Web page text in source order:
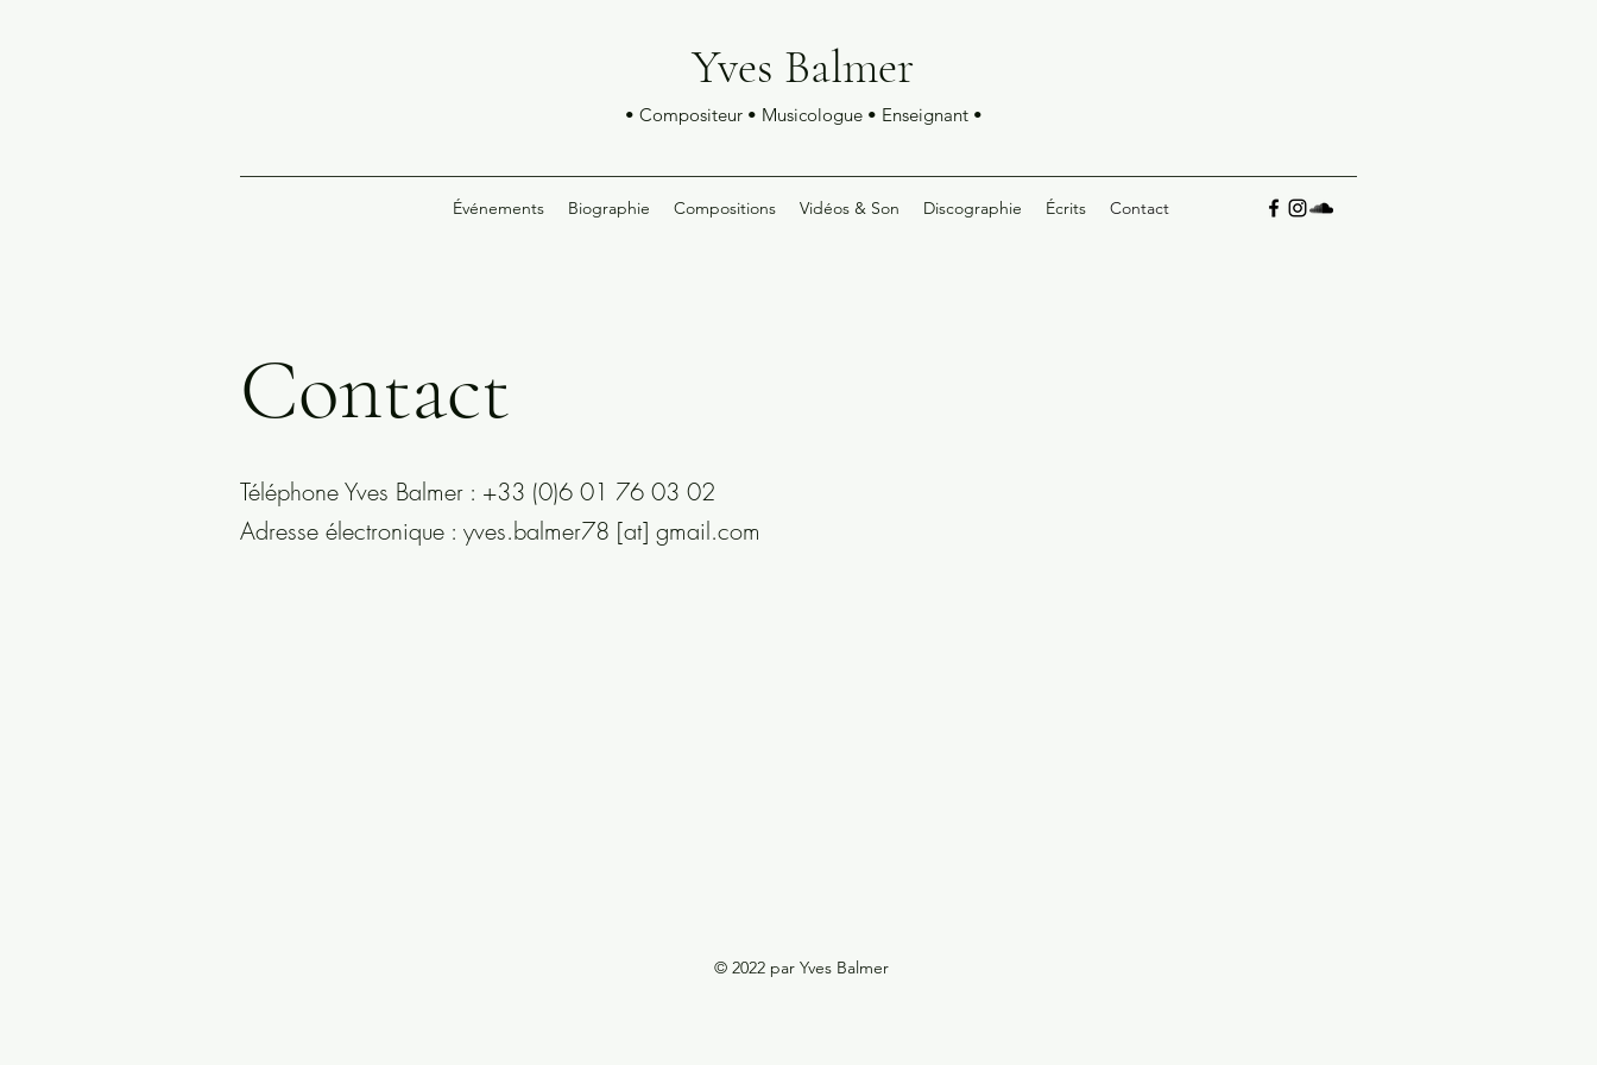
Yves Balmer
• Compositeur • Musicologue • Enseignant •
Événements Biographie Compositions Vidéos & Son Discographie Écrits Contact
Contact
Téléphone Yves Balmer : +33 (0)6 01 76 03 02
Adresse électronique : yves.balmer78 [at] gmail.com
© 2022 par Yves Balmer